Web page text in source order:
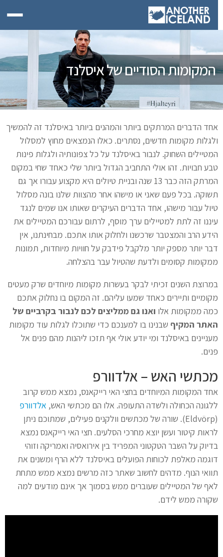
המקומות הסודיים של איסלנד
אחד הדברים המרתקים ביותר והמהנים ביותר באיסלנד זה להמשיך
ולגלות מקומות חדשים, נסתרים. כאלו הנמצאים מחוץ למסלול
המטיילים השחוק. לנבור באיסלנד על כל צפונותיה ולגלות פינות
טבע חבויות. זהו אולי התחביב הגדול ביותר שלי כאחד שחי במקום
המרתק הזה כבר 13 שנה ובניית טיולים היא מקצוע עבורו אך גם
תשוקה. בכל פעם שאני או מישהו אחר מהצוות שלנו בונה מסלול
טיול עבור מישהו, אחד הדברים העיקרים שאותו אנו שמים לנגד
עיננו זה לתת למטיילים ערך מוסף, לרתום עבורכם המטיילים את
הידע הרב והמצטבר שרכשנו ולחלוק אותו אתכם. מבחינתנו, אין
דבר יותר מספק יותר מלקבל פידבק על חוויות מיוחדות, תמונות
ממקומות קסומים ולדעת שהטיול עבר בהצלחה.
במרוצת השנים זכיתי לבקר בעשרות מקומות מיוחדים שרק מעטים
מקומיים ותיירים כאחד שמעו עליהם. זה המקום בו נחלוק אתכם
כמה ממקומות אלו ואנו גם ממליצים לכם לנבור בקרביים של
האתר המקיףשבנינו בו למענכם כדי שתוכלו לגלות עוד מקומות
מעניינים באיסלנד ומי יודע אולי אף תזכו ליהנות מהם פנים אל
פנים.
מכתשי האש – אלדוורפ
אחד המקומות המיוחדים בחצי האי רייקאנס, נמצא ממש קרוב
ללגונה הכחולה ולשדה התעופה. אלו הם מכתשי האש, אלדוורפ
(Eldvörp). שורה של מכתשים וולקנים פעילים, שמתוכם ניתן
לראות קיטור ועשן יוצא מחרכי הסלעים. חצי האי רייקאנס נמצא
בדיוק על השבר הטקטוני המפריד בין אירואסיה ואמריקה וזוהי
דוגמה מאלפת לכוחות הפועלים באיסלנד ללא הרף ומשנים את
תוואי הנוף. מדהים לחשוב שאתר כזה מרשים נמצא ממש מתחת
לאף של המטיילים שעוברים ממש בסמוך אך אינם מודעים למה
שקורה ממש לידם.